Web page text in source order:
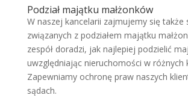
Podział majątku małżonków
W naszej kancelarii zajmujemy się także
związanych z podziałem majątku
zespół doradzi, jak najlepiej podzielić
uwzględniając nieruchomości w różnych
Zapewniamy ochronę praw naszych
sądach.